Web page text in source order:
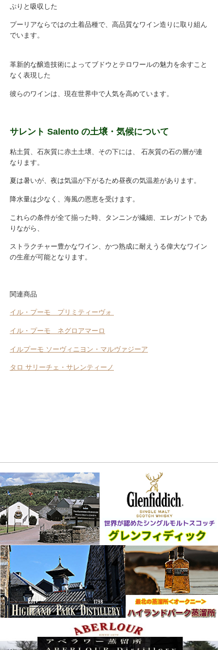
ぷりと吸収した
プーリアならではの土着品種で、高品質なワイン造りに取り組ん
でいます。
革新的な醸造技術によってブドウとテロワールの魅力を余すこと
なく表現した
彼らのワインは、現在世界中で人気を高めています。
サレント Salento の土壌・気候について
粘土質、石灰質に赤土土壌、その下には、 石灰質の石の層が連
なります。
夏は暑いが、夜は気温が下がるため昼夜の気温差があります。
降水量は少なく、海風の恩恵を受けます。
これらの条件が全て揃った時、タンニンが繊細、エレガントであ
りながら、
ストラクチャー豊かなワイン、かつ熟成に耐えうる偉大なワイン
の生産が可能となります。
関連商品
イル・プーモ プリミティーヴォ
イル・プーモ ネグロアマーロ
イルプーモ ソーヴィニヨン・マルヴァジーア
タロ サリーチェ・サレンティーノ